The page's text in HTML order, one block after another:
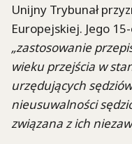
Unijny Trybunał
Europejskiej. Jego
„zastosowanie
wieku przejścia w
urzędujących
nieusuwalności
związana z ich